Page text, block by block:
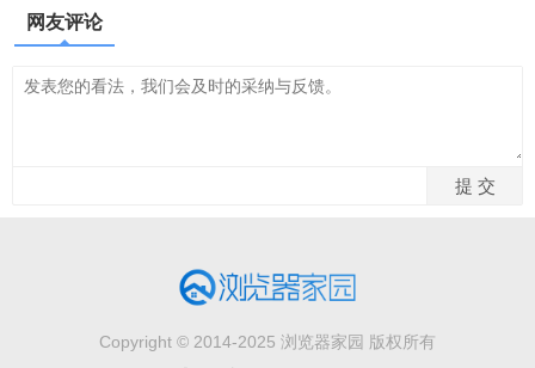
网友评论
Copyright © 2014-2025 浏览器家园 版权所有